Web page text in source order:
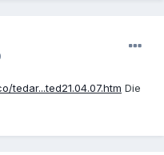
tedar...ted21.04.07.htm Die